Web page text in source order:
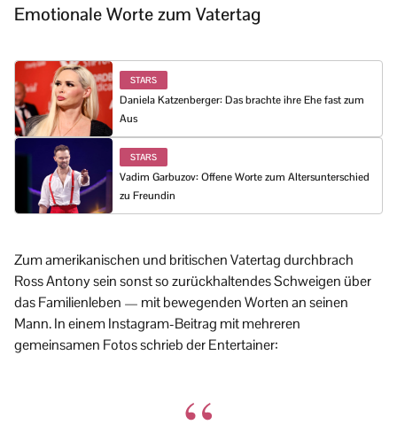
Emotionale Worte zum Vatertag
STARS
Daniela Katzenberger: Das brachte ihre Ehe fast zum
Aus
STARS
Vadim Garbuzov: Offene Worte zum Altersunterschied
zu Freundin
Zum amerikanischen und britischen Vatertag durchbrach
Ross Antony sein sonst so zurückhaltendes Schweigen über
das Familienleben — mit bewegenden Worten an seinen
Mann. In einem Instagram-Beitrag mit mehreren
gemeinsamen Fotos schrieb der Entertainer: